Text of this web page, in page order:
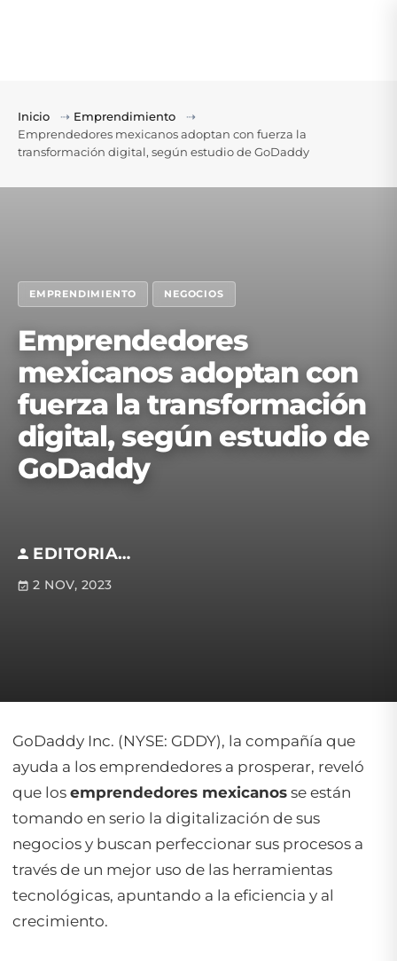
Inicio ⇢ Emprendimiento
⇢
Emprendedores mexicanos adoptan con fuerza la
transformación digital, según estudio de GoDaddy
EMPRENDIMIENTO NEGOCIOS
Emprendedores
mexicanos adoptan con
fuerza la transformación
digital, según estudio de
GoDaddy
EDITORIAL S.M
2 NOV, 2023
GoDaddy Inc. (NYSE: GDDY), la compañía que
ayuda a los emprendedores a prosperar, reveló
que los emprendedores mexicanos se están
tomando en serio la digitalización de sus
negocios y buscan perfeccionar sus procesos a
través de un mejor uso de las herramientas
tecnológicas, apuntando a la eficiencia y al
crecimiento.